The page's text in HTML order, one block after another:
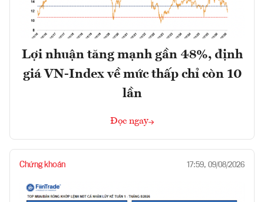
Lợi nhuận tăng mạnh gần 48%, định
giá VN-Index về mức thấp chỉ còn 10
lần
Đọc ngay
Chứng khoán 17:59, 09/08/2026